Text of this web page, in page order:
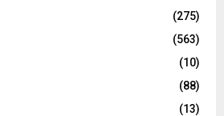
(275)
(563)
(10)
(88)
(13)